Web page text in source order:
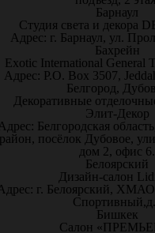
Барнаул
Студия света и декора
Адрес: г. Барнаул, ул.
Бахрейн
Exotic International General
Адрес: P.O. Box 3507,
Белгород,
Декоративные
Элит-Декор
Белгородская
посёлок Дубовое,
дом 2, офис 6.
Белоярский
Дизайн-салон
г. Белоярский,
Бишкек
Салон